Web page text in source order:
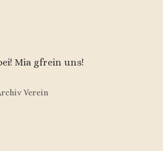
Mia gfrein uns!
Verein